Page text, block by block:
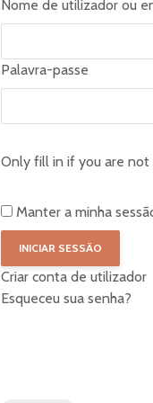
Nome de utilizador ou
Palavra-passe
Only fill in if you are not
Manter a minha
Criar conta de utilizador
Esqueceu sua senha?